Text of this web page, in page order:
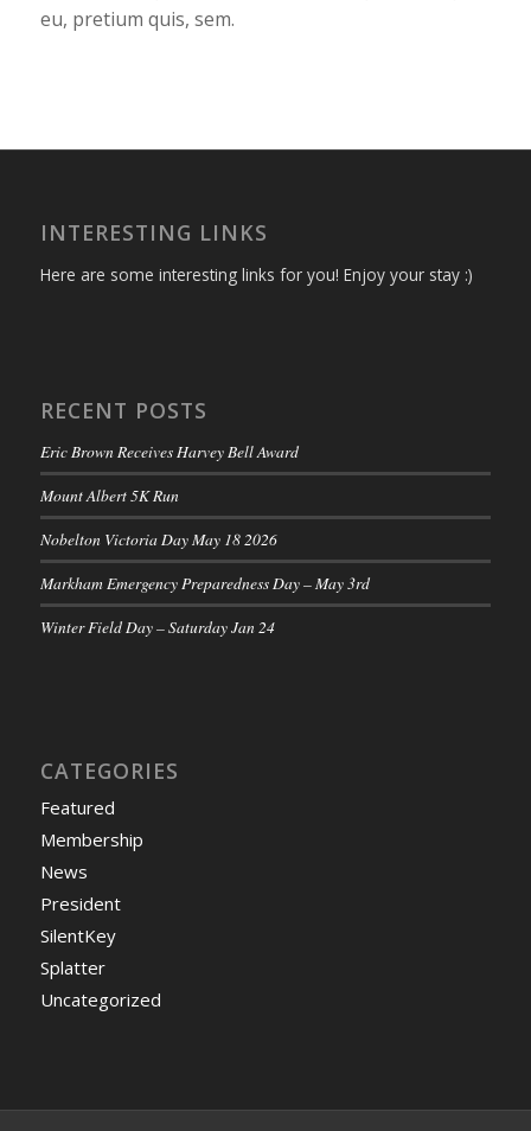
eu, pretium quis, sem.
INTERESTING LINKS
Here are some interesting links for you! Enjoy your stay :)
RECENT POSTS
Eric Brown Receives Harvey Bell Award
Mount Albert 5K Run
Nobelton Victoria Day May 18 2026
Markham Emergency Preparedness Day – May 3rd
Winter Field Day – Saturday Jan 24
CATEGORIES
Featured
Membership
News
President
SilentKey
Splatter
Uncategorized